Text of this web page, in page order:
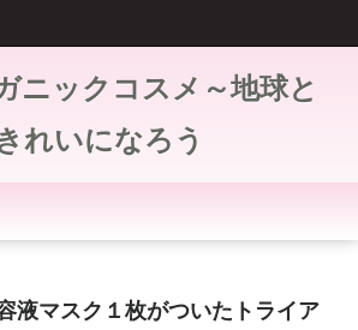
ニックコスメ～地球と
れいになろう
液マスク１枚がついたトライア